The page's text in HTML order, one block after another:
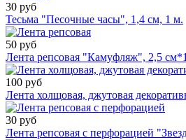
30 руб
Тесьма "Песочные часы", 1,4 см, 1 м.
50 руб
Лента репсовая "Камуфляж", 2,5
100 руб
Лента холщовая, джутовая
30 руб
Лента репсовая с перфорацией